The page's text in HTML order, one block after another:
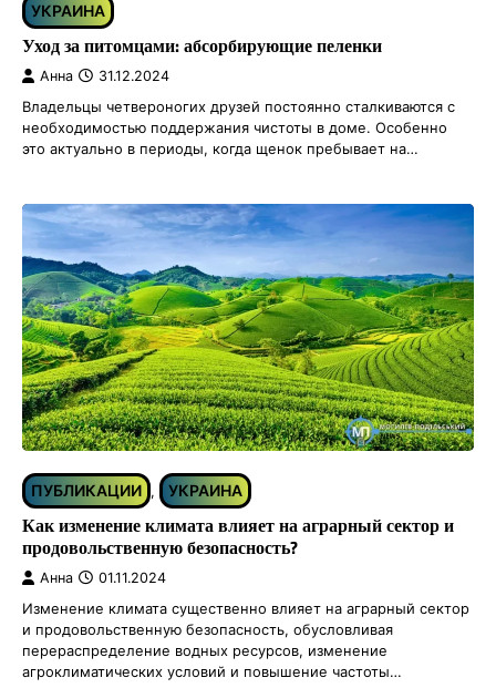
УКРАИНА
Уход за питомцами: абсорбирующие пеленки
Анна 31.12.2024
Владельцы четвероногих друзей постоянно сталкиваются с
необходимостью поддержания чистоты в доме. Особенно
это актуально в периоды, когда щенок пребывает на…
ПУБЛИКАЦИИ , УКРАИНА
Как изменение климата влияет на аграрный сектор и
продовольственную безопасность?
Анна 01.11.2024
Изменение климата существенно влияет на аграрный сектор
и продовольственную безопасность, обусловливая
перераспределение водных ресурсов, изменение
агроклиматических условий и повышение частоты…